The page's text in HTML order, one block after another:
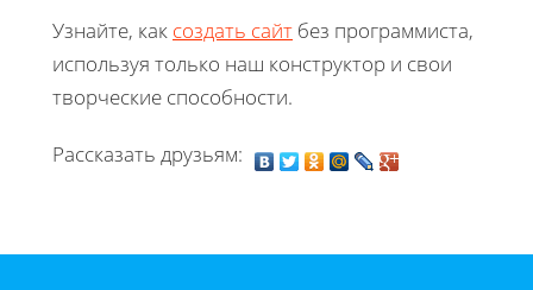
Узнайте, как создать сайт без программиста,
используя только наш конструктор и свои
творческие способности.
Рассказать друзьям: